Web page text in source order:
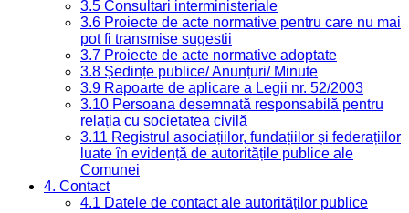
3.5 Consultari interministeriale
3.6 Proiecte de acte normative pentru care nu mai
pot fi transmise sugestii
3.7 Proiecte de acte normative adoptate
3.8 Ședințe publice/ Anunțuri/ Minute
3.9 Rapoarte de aplicare a Legii nr. 52/2003
3.10 Persoana desemnată responsabilă pentru
relația cu societatea civilă
3.11 Registrul asociațiilor, fundațiilor și federațiilor
luate în evidență de autoritățile publice ale
Comunei
4. Contact
4.1 Datele de contact ale autorităților publice